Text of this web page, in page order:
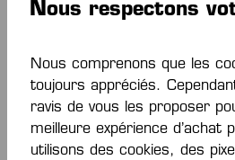
De 45,00 €*
Nous respectons
Nous comprenons que les
toujours appréciés.
ravis de vous les proposer
meilleure expérience d’achat
utilisons des cookies, des